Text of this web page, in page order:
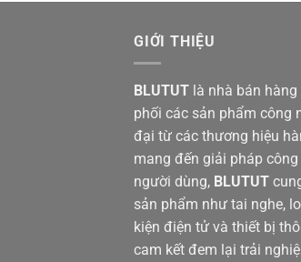
GIỚI THIỆU
BLUTUT là nhà bán
phối các sản phẩm công
đại từ các thương hiệu
mang đến giải pháp
người dùng, BLUTUT
sản phẩm như tai nghe,
kiện điện tử và thiết bị
cam kết đem lại trải